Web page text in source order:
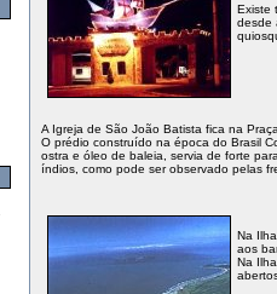
Existe
desde
A Igreja de São João Batista fica na
O prédio construído na época do Brasil
ostra e óleo de baleia, servia de forte
índios, como pode ser observado pelas
Na
aos
Na